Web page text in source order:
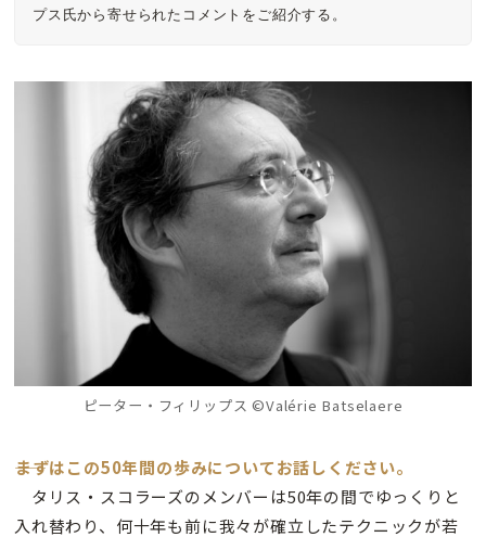
プス氏から寄せられたコメントをご紹介する。
ピーター・フィリップス ©Valérie Batselaere
――まずはこの50年間の歩みについてお話しください。
タリス・スコラーズのメンバーは50年の間でゆっくりと
入れ替わり、何十年も前に我々が確立したテクニックが若